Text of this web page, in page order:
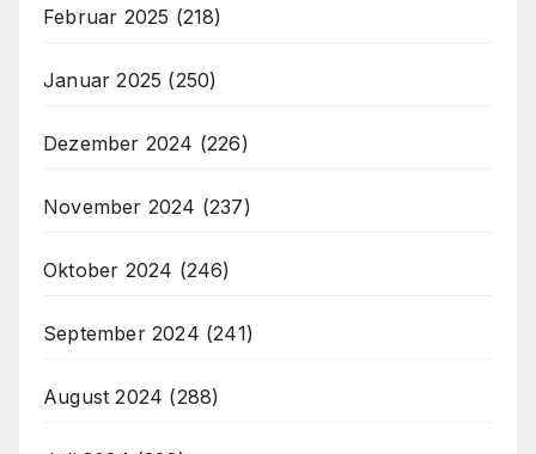
Februar 2025 (218)
Januar 2025 (250)
Dezember 2024 (226)
November 2024 (237)
Oktober 2024 (246)
September 2024 (241)
August 2024 (288)